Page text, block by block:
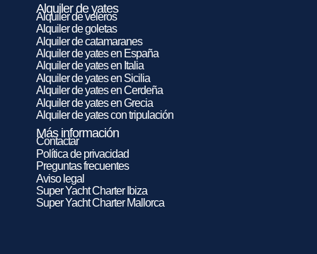
Alquiler de yates
Alquiler de veleros
Alquiler de goletas
Alquiler de catamaranes
Alquiler de yates en España
Alquiler de yates en Italia
Alquiler de yates en Sicilia
Alquiler de yates en Cerdeña
Alquiler de yates en Grecia
Alquiler de yates con tripulación
Más información
Contactar
Política de privacidad
Preguntas frecuentes
Aviso legal
Super Yacht Charter Ibiza
Super Yacht Charter Mallorca